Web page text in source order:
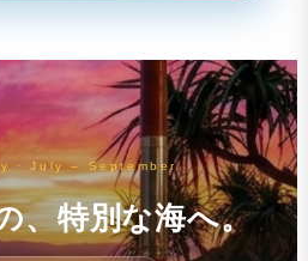
· July – September
、特別な海へ。